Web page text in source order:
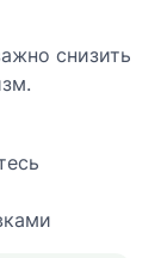
снизить